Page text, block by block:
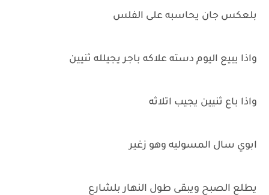
بلعكس جان يحاسبه على الفلس
واذا يبيع اليوم دسته علاكه باجر يجيلله ثنيين
واذا باع ثنيين يجيب اتلاثه
ابوي سال المسوليه وهو زغير
يطلع الصبح ويبقى طول النهار بلشارع